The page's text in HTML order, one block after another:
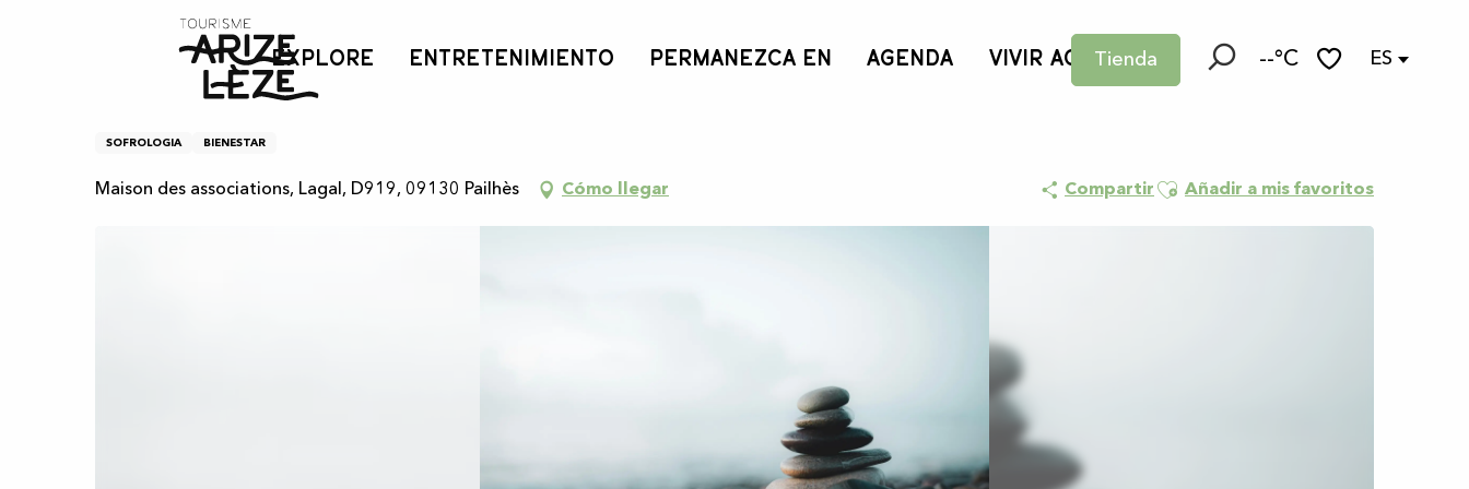
Tienda --°C ES
EXPLORE ENTRETENIMIENTO PERMANEZCA EN AGENDA VIVIR AQUÍ
Sophrologie
Sophrologie
SOFROLOGIA BIENESTAR
Maison des associations, Lagal, D919, 09130 Pailhès Cómo llegar Compartir Ajouter aux favoris
Añadir a mis favoritos